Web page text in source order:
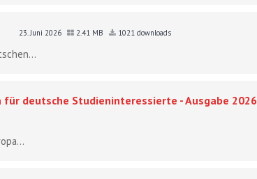
23. Juni 2026 2.41 MB 1021 downloads
für deutsche Studieninteressierte - Ausgabe 2026